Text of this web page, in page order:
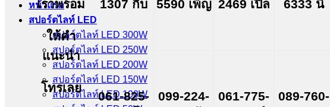
หน้าแรก
สปอร์ตไลท์ LED
สปอร์ตไลท์ LED 300W
สปอร์ตไลท์ LED 250W
สปอร์ตไลท์ LED 200W
สปอร์ตไลท์ LED 150W
สปอร์ตไลท์ LED 100W
เราพร้อม
ให้คำ
แนะนำ
โทรเลย
1307 กิ๊บ
5590 เพ็ญ 2469 เปิ้ล
6333 นี
061-825-
099-224-
061-775-
089-760-